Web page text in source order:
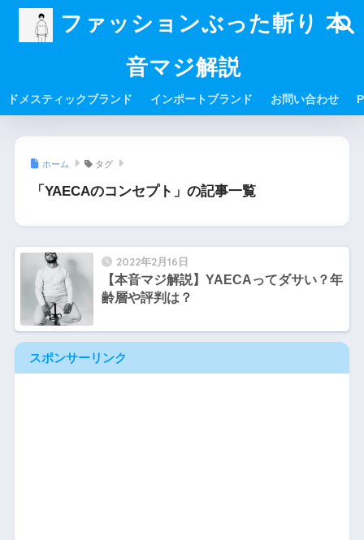
ファッションぶった斬り 本
音マジ解説
ドメスティックブランド インポートブランド お問い合わせ
ホーム タグ
「YAECAのコンセプト」の記事一覧
2022年2月16日
【本音マジ解説】YAECAってダサい？年
齢層や評判は？
スポンサーリンク